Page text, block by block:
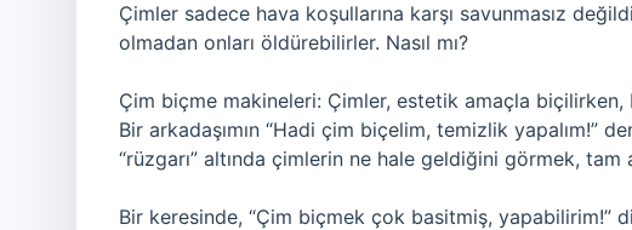
Çimler sadece hava koşullarına karşı savunmasız
olmadan onları öldürebilirler. Nasıl mı?
Çim biçme makineleri: Çimler, estetik amaçla
Bir arkadaşımın “Hadi çim biçelim, temizlik yapalım!”
“rüzgarı” altında çimlerin ne hale geldiğini görmek, tam
Bir keresinde, “Çim biçmek çok basitmiş, yapabilirim!”